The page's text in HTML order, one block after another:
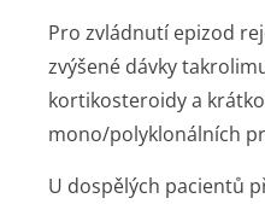
Pro zvládnutí epizod
zvýšené dávky
kortikosteroidy a
mono/polyklonálních
U dospělých pacientů